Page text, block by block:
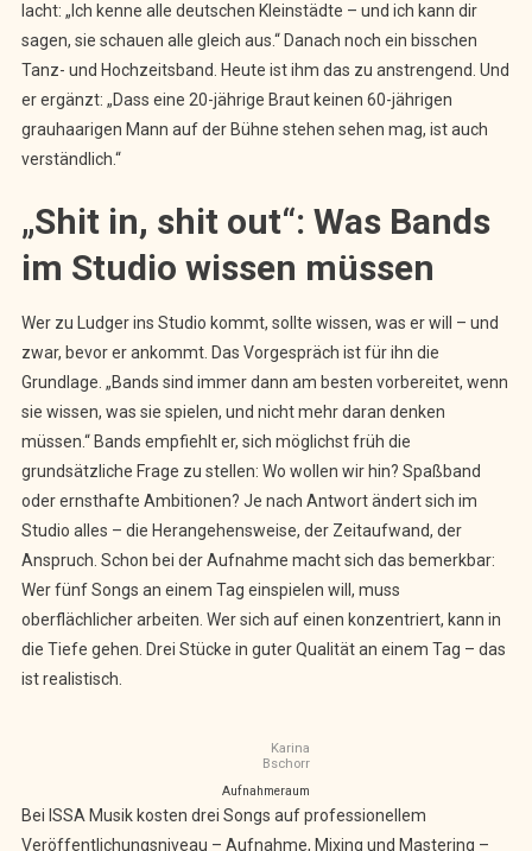
lacht: „Ich kenne alle deutschen Kleinstädte – und ich kann dir
sagen, sie schauen alle gleich aus.“ Danach noch ein bisschen
Tanz- und Hochzeitsband. Heute ist ihm das zu anstrengend. Und
er ergänzt: „Dass eine 20-jährige Braut keinen 60-jährigen
grauhaarigen Mann auf der Bühne stehen sehen mag, ist auch
verständlich.“
„Shit in, shit out“: Was Bands
im Studio wissen müssen
Wer zu Ludger ins Studio kommt, sollte wissen, was er will – und
zwar, bevor er ankommt. Das Vorgespräch ist für ihn die
Grundlage. „Bands sind immer dann am besten vorbereitet, wenn
sie wissen, was sie spielen, und nicht mehr daran denken
müssen.“ Bands empfiehlt er, sich möglichst früh die
grundsätzliche Frage zu stellen: Wo wollen wir hin? Spaßband
oder ernsthafte Ambitionen? Je nach Antwort ändert sich im
Studio alles – die Herangehensweise, der Zeitaufwand, der
Anspruch. Schon bei der Aufnahme macht sich das bemerkbar:
Wer fünf Songs an einem Tag einspielen will, muss
oberflächlicher arbeiten. Wer sich auf einen konzentriert, kann in
die Tiefe gehen. Drei Stücke in guter Qualität an einem Tag – das
ist realistisch.
Karina
Bschorr
Aufnahmeraum
Bei ISSA Musik kosten drei Songs auf professionellem
Veröffentlichungsniveau – Aufnahme, Mixing und Mastering –